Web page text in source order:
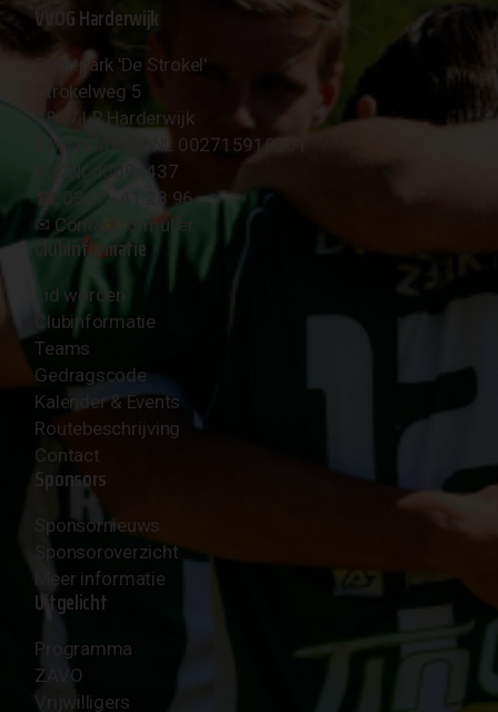
VVOG Harderwijk
Sportpark 'De Strokel'
Strokelweg 5
3847 LR Harderwijk
BTW Nummer NL 002715910B01
KvK Nr 40094437
☎︎ 0341 - 41 28 96
✉︎ Contactformulier
Clubinformatie
Lid worden
Clubinformatie
Teams
Gedragscode
Kalender & Events
Routebeschrijving
Contact
Sponsors
Sponsornieuws
Sponsoroverzicht
Meer informatie
Uitgelicht
Programma
ZAVO
Vrijwilligers